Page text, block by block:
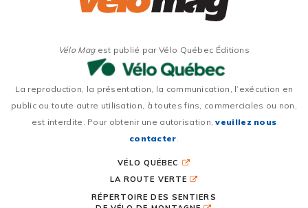
Vélo Magest publié par Vélo Québec Éditions
La reproduction, la présentation, la communication, l’exécution en
public ou toute autre utilisation, à toutes fins, commerciales ou non,
est interdite. Pour obtenir une autorisation,veuillez nous
contacter.
VÉLO QUÉBEC
LA ROUTE VERTE
RÉPERTOIRE DES SENTIERS